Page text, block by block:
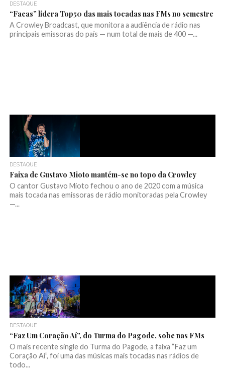
DESTAQUE
“Facas” lidera Top50 das mais tocadas nas FMs no semestre
A Crowley Broadcast, que monitora a audiência de rádio nas
principais emissoras do país — num total de mais de 400 —...
DESTAQUE
Faixa de Gustavo Mioto mantém-se no topo da Crowley
O cantor Gustavo Mioto fechou o ano de 2020 com a música
mais tocada nas emissoras de rádio monitoradas pela Crowley
—...
DESTAQUE
“Faz Um Coração Aí”, do Turma do Pagode, sobe nas FMs
O mais recente single do Turma do Pagode, a faixa “Faz um
Coração Aí”, foi uma das músicas mais tocadas nas rádios de
todo...